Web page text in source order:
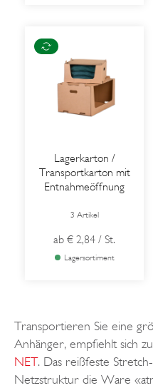
Lagerkarton /
Transportkarton mit
Entnahmeöffnung
3 Artikel
ab € 2,84 / St.
Lagersortiment
Transportieren Sie eine
Anhänger, empfiehlt sich
NET. Das reißfeste
Netzstruktur die Ware